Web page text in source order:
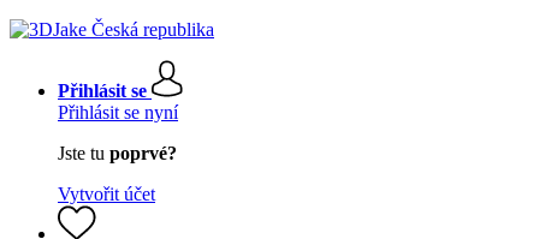
Přihlásit se
Přihlásit se nyní
Jste tu poprvé?
Vytvořit účet